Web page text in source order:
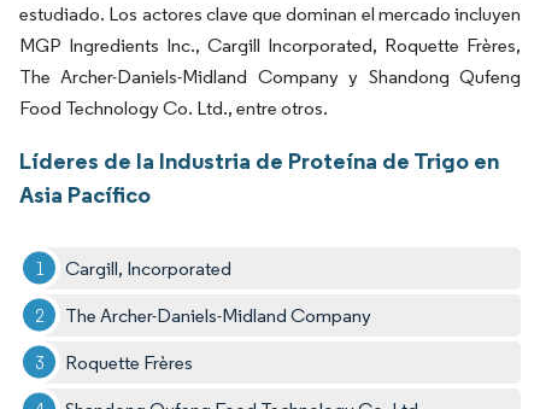
estudiado. Los actores clave que dominan el mercado incluyen
MGP Ingredients Inc., Cargill Incorporated, Roquette Frères,
The Archer-Daniels-Midland Company y Shandong Qufeng
Food Technology Co. Ltd., entre otros.
Líderes de la Industria de Proteína de Trigo en
Asia Pacífico
Cargill, Incorporated
The Archer-Daniels-Midland Company
Roquette Frères